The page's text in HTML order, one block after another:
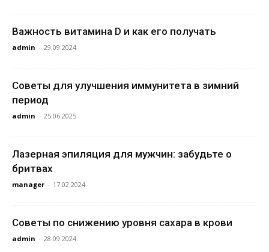
Важность витамина D и как его получать
admin - 29.09.2024
Советы для улучшения иммунитета в зимний
период
admin - 25.06.2025
Лазерная эпиляция для мужчин: забудьте о
бритвах
manager - 17.02.2024
Советы по снижению уровня сахара в крови
admin - 28.09.2024